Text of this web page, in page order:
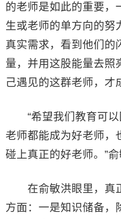
的老师是如此的重要，
生或老师的单方向的努
真实需求，看到他们的
量，并用这股能量去照
己遇见的这群老师，才
“希望我们教育可以
老师都能成为好老师，
碰上真正的好老师。”俞
在俞敏洪眼里，真正
方面：一是知识储备，